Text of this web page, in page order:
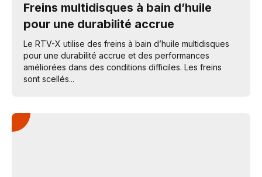
Freins multidisques à bain d’huile
pour une durabilité accrue
Le RTV-X utilise des freins à bain d’huile multidisques
pour une durabilité accrue et des performances
améliorées dans des conditions difficiles. Les freins
sont scellés...